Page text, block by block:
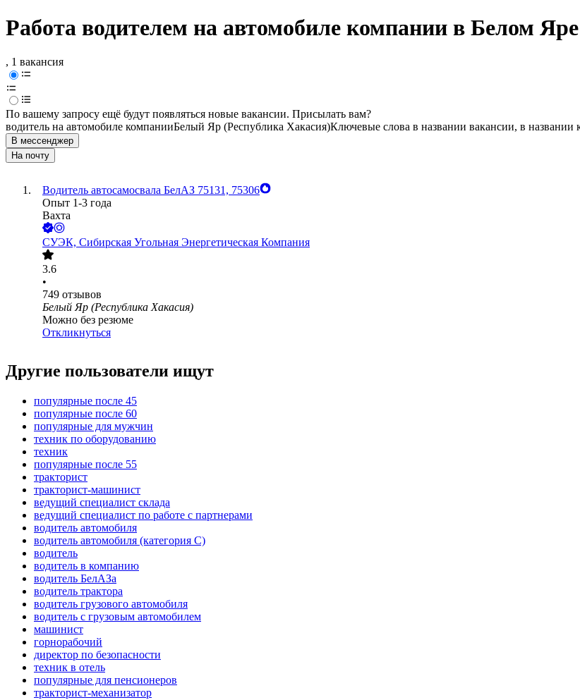
Работа водителем на автомобиле компании в Белом
, 1 вакансия
По вашему запросу ещё будут появляться новые вакансии. Присылать вам?
водитель на автомобиле компанииБелый Яр (Республика Хакасия)Ключевые слова в названии вакансии, в
В мессенджер
На почту
Водитель автосамосвала БелАЗ 75131, 75306
Опыт 1-3 года
Вахта
СУЭК, Сибирская Угольная Энергетическая Компания
3.6
•
749 отзывов
Белый Яр (Республика Хакасия)
Можно без резюме
Откликнуться
Другие пользователи ищут
популярные после 45
популярные после 60
популярные для мужчин
техник по оборудованию
техник
популярные после 55
тракторист
тракторист-машинист
ведущий специалист склада
ведущий специалист по работе с партнерами
водитель автомобиля
водитель автомобиля (категория C)
водитель
водитель в компанию
водитель БелАЗа
водитель трактора
водитель грузового автомобиля
водитель с грузовым автомобилем
машинист
горнорабочий
директор по безопасности
техник в отель
популярные для пенсионеров
тракторист-механизатор